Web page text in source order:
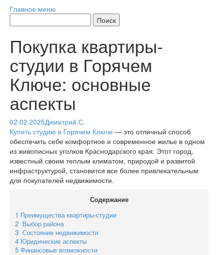
Главное меню
Покупка квартиры-
студии в Горячем
Ключе: основные
аспекты
02.02.2025Димитрий С.
Купить студию в Горячем Ключе — это отличный способ
обеспечить себе комфортное и современное жилье в одном
из живописных уголков Краснодарского края. Этот город,
известный своим теплым климатом, природой и развитой
инфраструктурой, становится все более привлекательным
для покупателей недвижимости.
Содержание
1 Преимущества квартиры-студии
2 Выбор района
3 Состояние недвижимости
4 Юридические аспекты
5 Финансовые возможности